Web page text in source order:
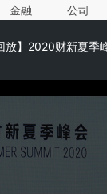
金融 公司
放】2020财新夏季